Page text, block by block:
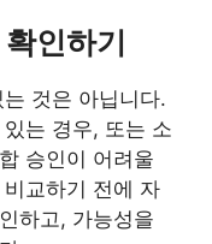
인하기
것은 아닙니다.
는 경우, 또는 소
승인이 어려울
교하기 전에 자
하고, 가능성을